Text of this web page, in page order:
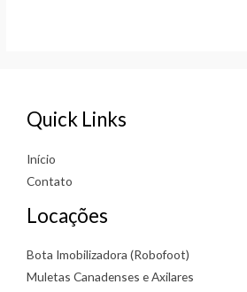
Quick Links
Início
Contato
Locações
Bota Imobilizadora (Robofoot)
Muletas Canadenses e Axilares